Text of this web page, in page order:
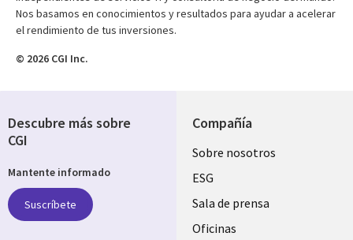
Nos basamos en conocimientos y resultados para ayudar a acelerar
el rendimiento de tus inversiones.
© 2026 CGI Inc.
Compañía
Useful
links
SPAIN
Sobre nosotros
ESG
Sala de prensa
Oficinas
Descubre más sobre
CGI
Mantente informado
Suscríbete